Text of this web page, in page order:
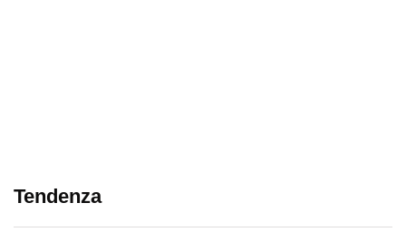
Tendenza